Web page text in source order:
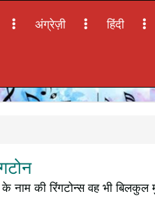
अंग्रेज़ी हिंदी
नाम की रिंगटोन्स वह भी